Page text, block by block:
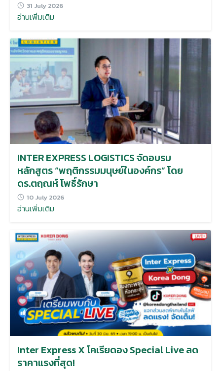
31 July 2026
อ่านเพิ่มเติม
INTER EXPRESS LOGISTICS จัดอบรม
หลักสูตร “พฤติกรรมมนุษย์ในองค์กร” โดย
ดร.ตฤณห์ โพธิ์รักษา
10 July 2026
อ่านเพิ่มเติม
Inter Express X โคเรียดอง Special Live ลด
ราคาแรงที่สุด!